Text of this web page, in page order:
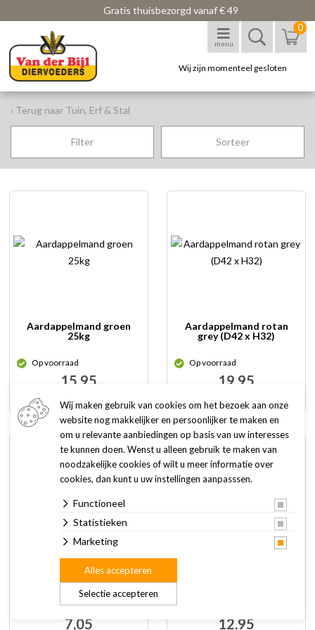
Gratis thuisbezorgd vanaf € 49
menu
0
Wij zijn momenteel gesloten
‹ Terug naar Tuin, Erf & Stal
Filter Sorteer
Aardappelmand groen
25kg
Op voorraad
15,95
Aardappelmand rotan
grey (D42 x H32)
Op voorraad
19,95
Afdekzeil GROEN 110gr.
Op voorraad
7,05 12,95
Wij maken gebruik van cookies om het bezoek aan onze
website nog makkelijker en persoonlijker te maken en
om u relevante aanbiedingen op basis van uw interesses
te kunnen doen. Wenst u alleen gebruik te maken van
noodzakelijke cookies of wilt u meer informatie over
cookies, dan kunt u uw instellingen aanpasssen.
Functioneel
Statistieken
Marketing
Selectie accepteren
Alles accepteren